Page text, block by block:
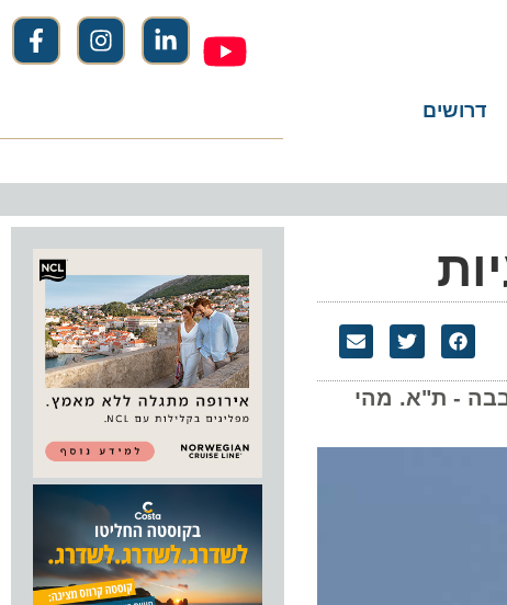
דרושים
אדיס אבבה - ת"א. מהי